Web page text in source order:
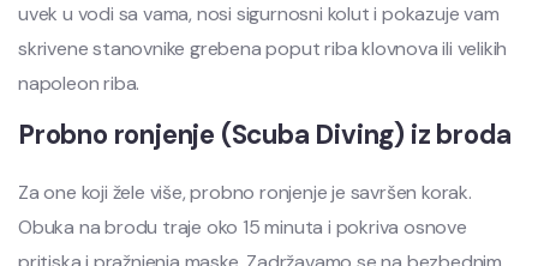
uvek u vodi sa vama, nosi sigurnosni kolut i pokazuje vam
skrivene stanovnike grebena poput riba klovnova ili velikih
napoleon riba.
Probno ronjenje (Scuba Diving) iz broda
Za one koji žele više, probno ronjenje je savršen korak.
Obuka na brodu traje oko 15 minuta i pokriva osnove